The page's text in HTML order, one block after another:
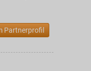
Partnerprofil